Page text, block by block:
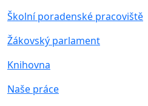
Školní poradenské pracoviště
Žákovský parlament
Knihovna
Naše práce